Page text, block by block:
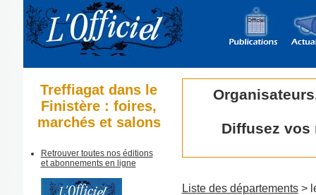
Treffiagat dans le
Finistère : foires,
marchés et salons
Retrouver toutes nos éditions
et abonnements en ligne
Diffusez vos
Liste des départements>